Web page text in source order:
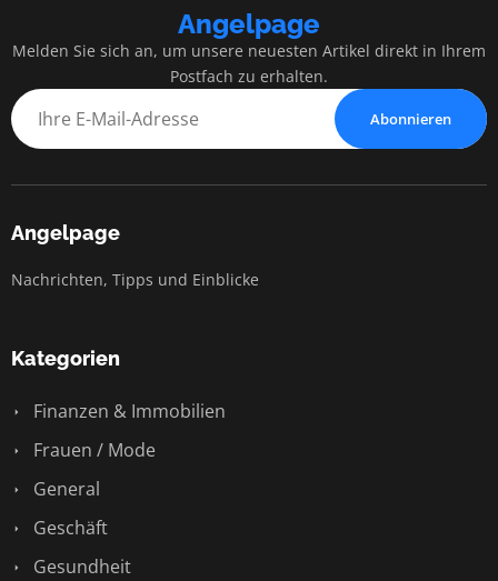
Angelpage
Melden Sie sich an, um unsere neuesten Artikel direkt in Ihrem
Postfach zu erhalten.
Abonnieren
Angelpage
Nachrichten, Tipps und Einblicke
Kategorien
Finanzen & Immobilien
Frauen / Mode
General
Geschäft
Gesundheit